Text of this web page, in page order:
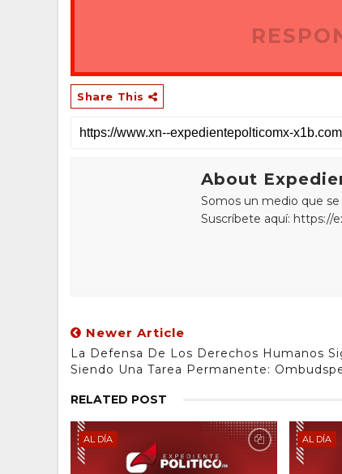
Share This
About
Somos un medio que se
Suscríbete aquí: https://
Newer Article
La Defensa De Los Derechos Humanos
Siendo Una Tarea Permanente:
RELATED POST
AL DÍA AL DÍA